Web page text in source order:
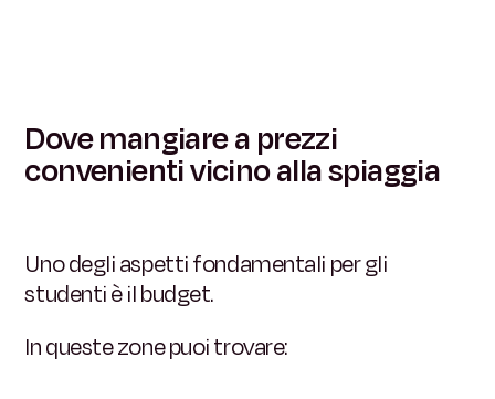
Dove mangiare a prezzi
convenienti vicino alla spiaggia
Uno degli aspetti fondamentali per gli
studenti è il budget.
In queste zone puoi trovare: